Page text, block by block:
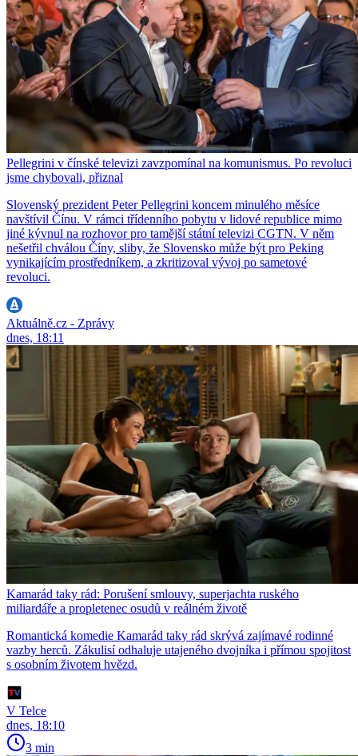
Pellegrini v čínské televizi zavzpomínal na komunismus. Po revoluci
jsme chybovali, přiznal
Slovenský prezident Peter Pellegrini koncem minulého měsíce
navštívil Čínu. V rámci třídenního pobytu v lidové republice mimo
jiné kývnul na rozhovor pro tamější státní televizi CGTN. V něm
nešetřil chválou Číny, sliby, že Slovensko může být pro Peking
vynikajícím prostředníkem, a zkritizoval vývoj po sametové
revoluci.
Aktuálně.cz - Zprávy
dnes, 18:11
Kamarád taky rád: Porušení smlouvy, superjachta ruského
miliardáře a propletenec osudů v reálném životě
Romantická komedie Kamarád taky rád skrývá zajímavé rodinné
vazby herců. Zákulisí odhaluje utajeného dvojníka i přímou spojitost
s osobním životem hvězd.
V Telce
dnes, 18:10
3 min